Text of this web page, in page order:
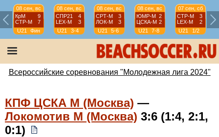
08 сен, вс
КрМ
9
СТР-М
7
U21
Фин
08 сен, вс
СПР21
4
LEX-М
3
U21
3-4
08 сен, вс
СРТ-М
3
ЛОК-М
3
U21
5-6
08 сен, вс
ЮМР-М 2
ЦСКА-М 2
U21
7-8
07 сен, сб
СТР-М
3
LEX-М
2
U21
1/2
Всероссийские соревнования "Молодежная лига 2024"
КПФ ЦСКА М (Москва) —
Локомотив М (Москва) 3:6 (1:4, 2:1,
0:1)